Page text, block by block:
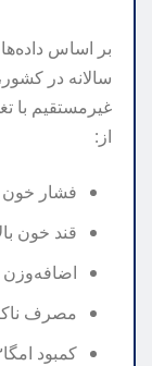
غیرمستقیم با
از:
فشار خون بالا: ۹۴
قند خون بالا: ۴۷
اضافه‌وزن و
مصرف ناکافی
کمبود امگا۳ و مصرف پایین ماهی: ۱۰ هزار مرگ